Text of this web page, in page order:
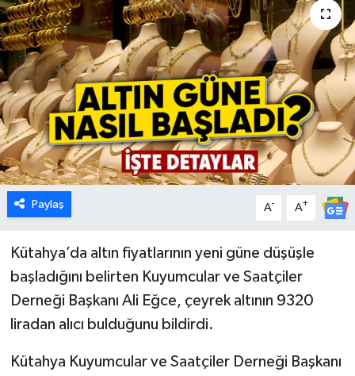
Paylaş A- A+
Kütahya’da altın fiyatlarının yeni güne düşüşle
başladığını belirten Kuyumcular ve Saatçiler
Derneği Başkanı Ali Eğce, çeyrek altının 9320
liradan alıcı bulduğunu bildirdi.
Kütahya Kuyumcular ve Saatçiler Derneği Başkanı
Ekonomi
Emet
Foto Galeri
Gediz
Genel
Hisarcık
İlçeler
Köşe Yazıları